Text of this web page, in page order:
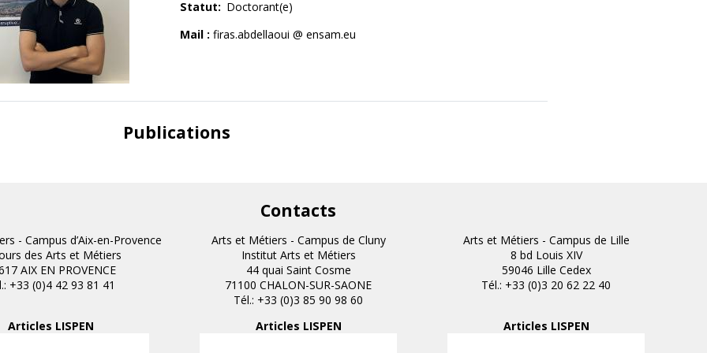
Statut
Doctorant(e)
Mail : firas.abdellaoui @ ensam.eu
Publications
Contacts
- Campus d’Aix-en-Provence
des Arts et Métiers
AIX EN PROVENCE
+33 (0)4 42 93 81 41
Articles LISPEN
Arts et Métiers - Campus de Cluny
Institut Arts et Métiers
44 quai Saint Cosme
71100 CHALON-SUR-SAONE
Tél.: +33 (0)3 85 90 98 60
Articles LISPEN
Arts et Métiers - Campus de Lille
8 bd Louis XIV
59046 Lille Cedex
Tél.: +33 (0)3 20 62 22 40
Articles LISPEN
Anciens projets